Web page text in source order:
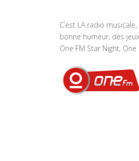
C’est LA radio
bonne humeur, des
One FM Star Night,